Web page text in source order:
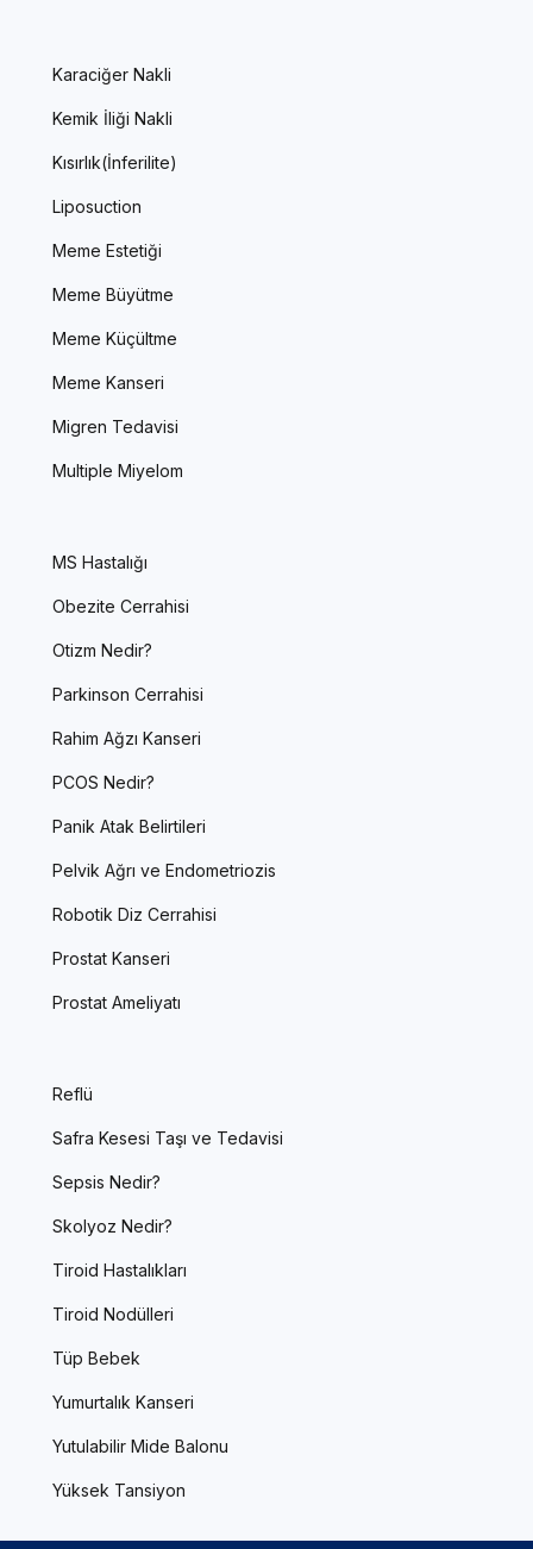
Karaciğer Nakli
Kemik İliği Nakli
Kısırlık(İnferilite)
Liposuction
Meme Estetiği
Meme Büyütme
Meme Küçültme
Meme Kanseri
Migren Tedavisi
Multiple Miyelom
MS Hastalığı
Obezite Cerrahisi
Otizm Nedir?
Parkinson Cerrahisi
Rahim Ağzı Kanseri
PCOS Nedir?
Panik Atak Belirtileri
Pelvik Ağrı ve Endometriozis
Robotik Diz Cerrahisi
Prostat Kanseri
Prostat Ameliyatı
Reflü
Safra Kesesi Taşı ve Tedavisi
Sepsis Nedir?
Skolyoz Nedir?
Tiroid Hastalıkları
Tiroid Nodülleri
Tüp Bebek
Yumurtalık Kanseri
Yutulabilir Mide Balonu
Yüksek Tansiyon